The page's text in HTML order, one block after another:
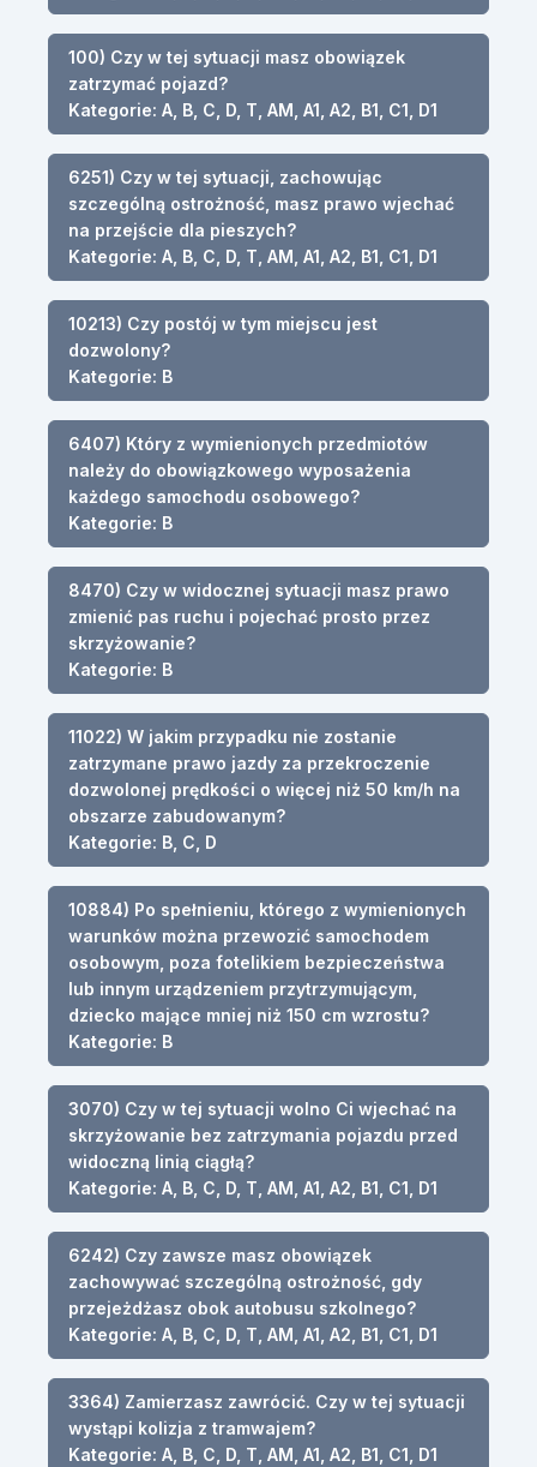
100) Czy w tej sytuacji masz obowiązek
zatrzymać pojazd?
Kategorie: A, B, C, D, T, AM, A1, A2, B1, C1, D1
6251) Czy w tej sytuacji, zachowując
szczególną ostrożność, masz prawo wjechać
na przejście dla pieszych?
Kategorie: A, B, C, D, T, AM, A1, A2, B1, C1, D1
10213) Czy postój w tym miejscu jest
dozwolony?
Kategorie: B
6407) Który z wymienionych przedmiotów
należy do obowiązkowego wyposażenia
każdego samochodu osobowego?
Kategorie: B
8470) Czy w widocznej sytuacji masz prawo
zmienić pas ruchu i pojechać prosto przez
skrzyżowanie?
Kategorie: B
11022) W jakim przypadku nie zostanie
zatrzymane prawo jazdy za przekroczenie
dozwolonej prędkości o więcej niż 50 km/h na
obszarze zabudowanym?
Kategorie: B, C, D
10884) Po spełnieniu, którego z wymienionych
warunków można przewozić samochodem
osobowym, poza fotelikiem bezpieczeństwa
lub innym urządzeniem przytrzymującym,
dziecko mające mniej niż 150 cm wzrostu?
Kategorie: B
3070) Czy w tej sytuacji wolno Ci wjechać na
skrzyżowanie bez zatrzymania pojazdu przed
widoczną linią ciągłą?
Kategorie: A, B, C, D, T, AM, A1, A2, B1, C1, D1
6242) Czy zawsze masz obowiązek
zachowywać szczególną ostrożność, gdy
przejeżdżasz obok autobusu szkolnego?
Kategorie: A, B, C, D, T, AM, A1, A2, B1, C1, D1
3364) Zamierzasz zawrócić. Czy w tej sytuacji
wystąpi kolizja z tramwajem?
Kategorie: A, B, C, D, T, AM, A1, A2, B1, C1, D1